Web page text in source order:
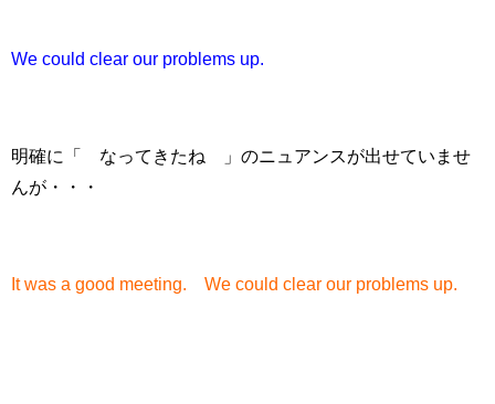
We could clear our problems up.
明確に「 なってきたね 」のニュアンスが出せていませ
んが・・・
It was a good meeting. We could clear our problems up.